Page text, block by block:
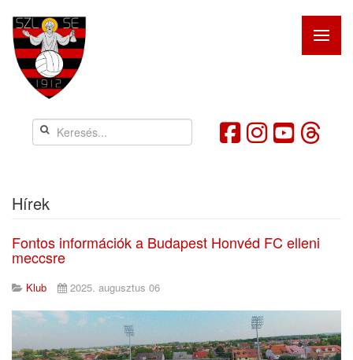
Hírek
Fontos információk a Budapest Honvéd FC elleni
meccsre
Klub 2025. augusztus 06